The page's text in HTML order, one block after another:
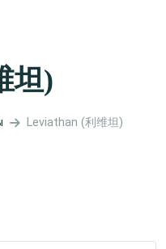
坦)
Leviathan (利维坦)